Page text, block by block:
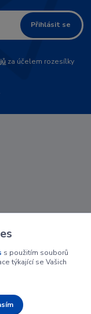
Přihlásit se
za účelem rozesílky
s použitím souborů
týkající se Vašich